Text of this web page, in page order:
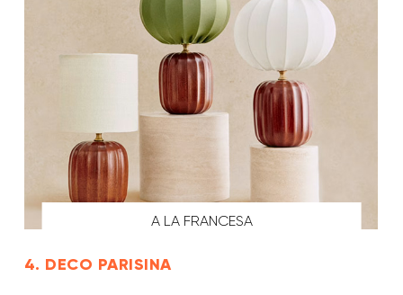
A LA FRANCESA
4. DECO PARISINA